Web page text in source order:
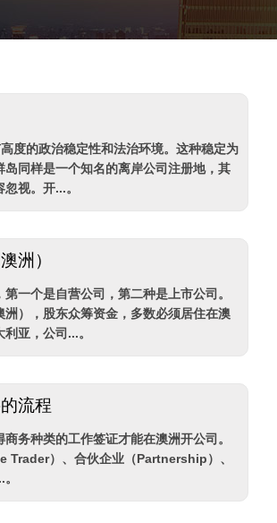
度的政治稳定性和法治环境。这种稳定为
同样是一个知名的离岸公司注册地，其
视。开...。
洲）
一个是自营公司，第二种是上市公司。
），股东众筹资金，多数必须居住在澳
亚，公司...。
流程
务种类的工作签证才能在澳洲开公司。
Trader）、合伙企业（Partnership）、